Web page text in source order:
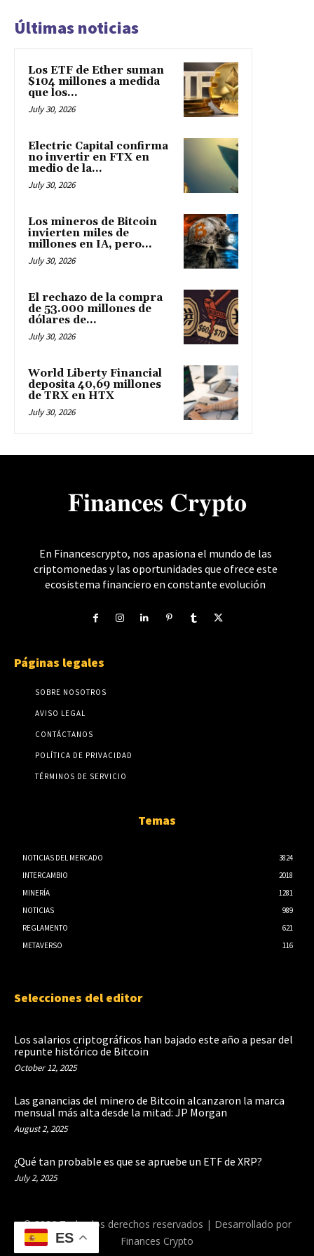
Últimas noticias
Los ETF de Ether suman
$104 millones a medida
que los...
July 30, 2026
Electric Capital confirma
no invertir en FTX en
medio de la...
July 30, 2026
Los mineros de Bitcoin
invierten miles de
millones en IA, pero...
July 30, 2026
El rechazo de la compra
de 53.000 millones de
dólares de...
July 30, 2026
World Liberty Financial
deposita 40,69 millones
de TRX en HTX
July 30, 2026
𝐅𝐢𝐧𝐚𝐧𝐜𝐞𝐬 𝐂𝐫𝐲𝐩𝐭𝐨
En Financescrypto, nos apasiona el mundo de las
criptomonedas y las oportunidades que ofrece este
ecosistema financiero en constante evolución
Páginas legales
SOBRE NOSOTROS
AVISO LEGAL
CONTÁCTANOS
POLÍTICA DE PRIVACIDAD
TÉRMINOS DE SERVICIO
Temas
NOTICIAS DEL MERCADO
3824
INTERCAMBIO
2018
MINERÍA
1281
NOTICIAS
989
REGLAMENTO
621
METAVERSO
116
Selecciones del editor
Los salarios criptográficos han bajado este año a pesar del
repunte histórico de Bitcoin
October 12, 2025
Las ganancias del minero de Bitcoin alcanzaron la marca
mensual más alta desde la mitad: JP Morgan
August 2, 2025
¿Qué tan probable es que se apruebe un ETF de XRP?
July 2, 2025
© 2026 Todos los derechos reservados | Desarrollado por
Finances Crypto
ES